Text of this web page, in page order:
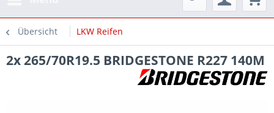
Übersicht LKW Reifen
2x 265/70R19.5 BRIDGESTONE R227 140M